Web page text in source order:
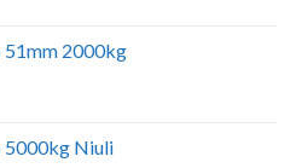
51mm 2000kg
5000kg Niuli